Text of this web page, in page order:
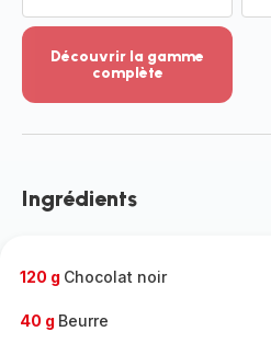
Découvrir la gamme
complète
-
gamme
Ingrédients
120 g Chocolat noir
40 g Beurre